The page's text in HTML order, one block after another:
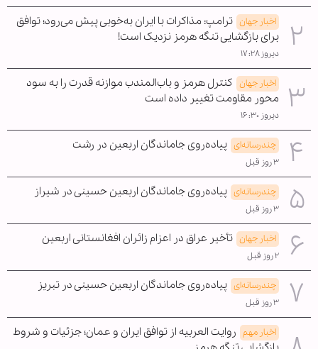
اخبار جهان ترامپ: مذاکرات با ایران به‌خوبی پیش می‌رود؛ توافق
برای بازگشایی تنگه هرمز نزدیک است!
دیروز ۱۷:۲۸
اخبار جهان کنترل هرمز و باب‌المندب موازنه قدرت را به سود
محور مقاومت تغییر داده است
دیروز ۱۶:۳۰
چندرسانه‌ای پیاده‌روی جاماندگان اربعین در رشت
۳ روز قبل
چندرسانه‌ای پیاده‌روی جاماندگان اربعین حسینی در شیراز
۳ روز قبل
اخبار جهان تأخیر عراق در اعزام زائران افغانستانی اربعین
۲ روز قبل
چندرسانه‌ای پیاده‌روی جاماندگان اربعین حسینی در تبریز
۳ روز قبل
اخبار مهم روایت العربیه از توافق ایران و عمان؛ جزئیات و شروط